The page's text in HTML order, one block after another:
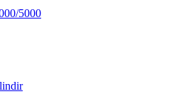
5000